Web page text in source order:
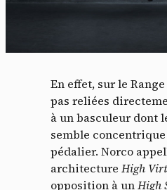
En effet, sur le
pas reliées
à un basculeur dont
semble
pédalier. Norco
architecture High
opposition à unHigh